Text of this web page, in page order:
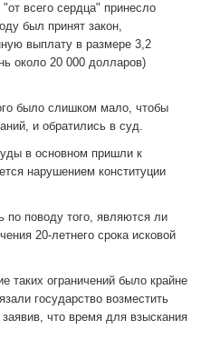
всего сердца" принесло
был принят закон,
выплату в размере 3,2
около 20 000 долларов)
было слишком мало, чтобы
и обратились в суд.
в основном пришли к
нарушением конституции
по поводу того, являются ли
20-летнего срока исковой
таких ограничений было крайне
государство возместить
что время для взыскания